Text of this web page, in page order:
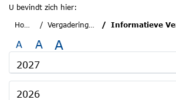
U bevindt zich hier:
Home
Vergaderingen Informatieve
A A A
2027
2026